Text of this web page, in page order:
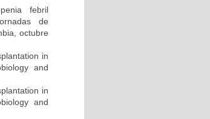
febril
de
octubre
in
and
in
and